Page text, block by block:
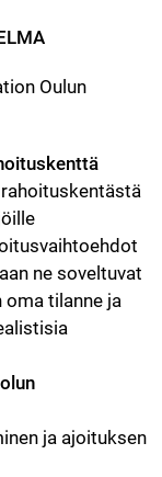
Oulun
ne soveltuvat
tilanne ja
ja ajoituksen